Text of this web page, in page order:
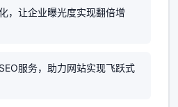
，让企业曝光度实现翻倍增
服务，助力网站实现飞跃式